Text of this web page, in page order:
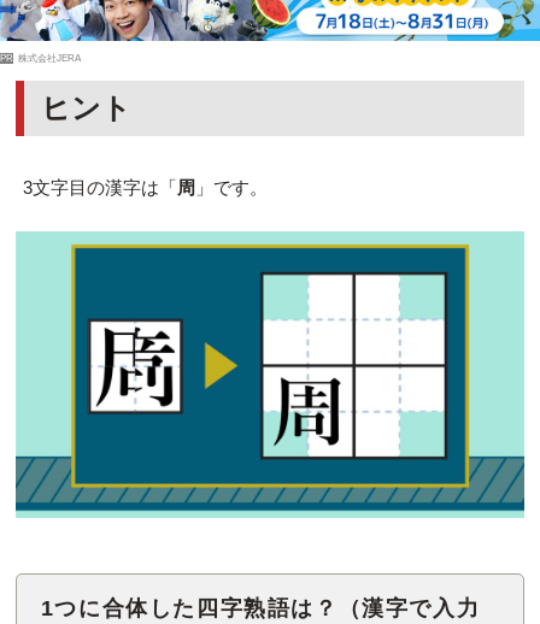
PR 株式会社JERA
ヒント
3文字目の漢字は「周 」です。
1つに合体した四字熟語は？（漢字で入力